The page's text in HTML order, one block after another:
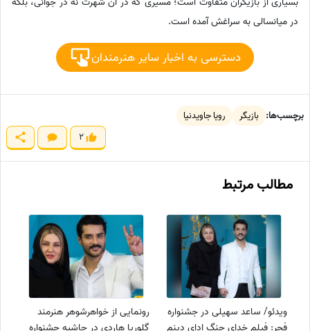
در میانسالی به سراغش آمده است.
دسترسی به اخبار سایر هنرمندان
برچسب‌ها: بازیگر
رویا جاویدنیا
2
مطالب مرتبط
ویدئو/ ساعد سهیلی در جشنواره
فجر: فیلم خدای جنگ ادای دینم
رونمایی از خواهرشوهر هنرمند
گلوریا هاردی در حاشیه جشنواره